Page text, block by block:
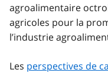
agroalimentaire
agricoles pour la
l’industrie
Les perspectives de